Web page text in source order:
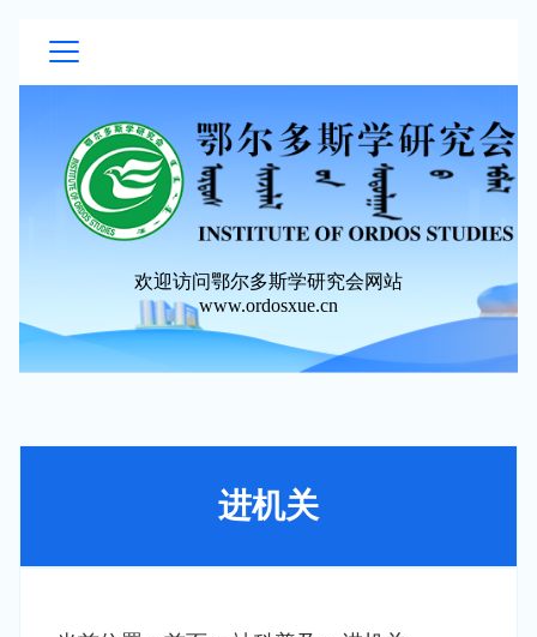
欢迎访问鄂尔多斯学研究会网站
www.ordosxue.cn
进机关